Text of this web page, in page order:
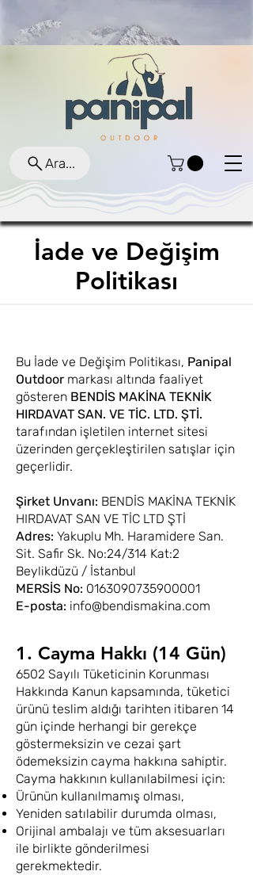
Ara...
İade ve Değişim
Politikası
Bu İade ve Değişim Politikası, Panipal
Outdoor markası altında faaliyet
gösteren BENDİS MAKİNA TEKNİK
HIRDAVAT SAN. VE TİC. LTD. ŞTİ.
tarafından işletilen internet sitesi
üzerinden gerçekleştirilen satışlar için
geçerlidir.
Şirket Unvanı: BENDİS MAKİNA TEKNİK
HIRDAVAT SAN VE TİC LTD ŞTİ
Adres: Yakuplu Mh. Haramidere San.
Sit. Safir Sk. No:24/314 Kat:2
Beylikdüzü / İstanbul
MERSİS No: 0163090735900001
E-posta: info@bendismakina.com
1. Cayma Hakkı (14 Gün)
6502 Sayılı Tüketicinin Korunması
Hakkında Kanun kapsamında, tüketici
ürünü teslim aldığı tarihten itibaren 14
gün içinde herhangi bir gerekçe
göstermeksizin ve cezai şart
ödemeksizin cayma hakkına sahiptir.
Cayma hakkının kullanılabilmesi için:
Ürünün kullanılmamış olması,
Yeniden satılabilir durumda olması,
Orijinal ambalajı ve tüm aksesuarları
ile birlikte gönderilmesi
gerekmektedir.